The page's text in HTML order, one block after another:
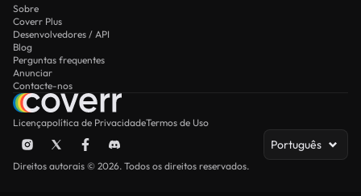
Sobre
Coverr Plus
Desenvolvedores / API
Blog
Perguntas frequentes
Anunciar
Contacte-nos
Licençapolítica de PrivacidadeTermos de Uso
Português
Direitos autorais © 2026. Todos os direitos reservados.